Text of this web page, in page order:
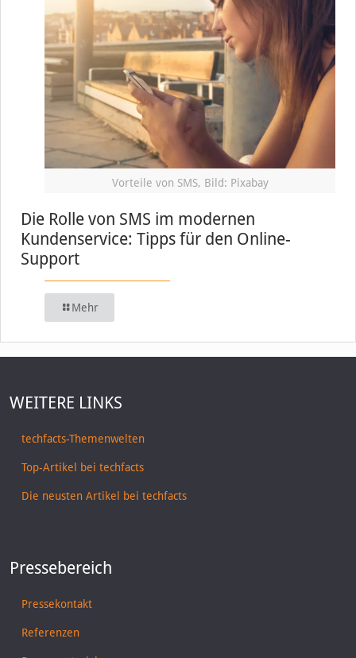
Vorteile von SMS, Bild: Pixabay
Die Rolle von SMS im modernen
Kundenservice: Tipps für den Online-
Support
Mehr
WEITERE LINKS
techfacts-Themenwelten
Top-Artikel bei techfacts
Die neusten Artikel bei techfacts
Pressebereich
Pressekontakt
Referenzen